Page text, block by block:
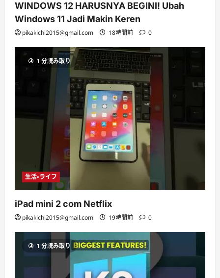
WINDOWS 12 HARUSNYA BEGINI! Ubah
Windows 11 Jadi Makin Keren
pikakichi2015@gmail.com 18時間前 0
1 分読み取り
生活・ライフ
iPad mini 2 com Netflix
pikakichi2015@gmail.com 19時間前 0
1 分読み取り